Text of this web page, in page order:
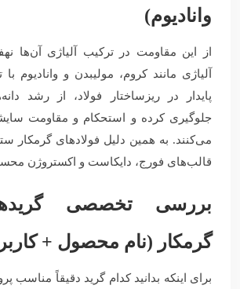
وانادیوم)
از این مقاومت در ترکیب آلیاژی آن‌ها
آلیاژی مانند کروم، مولیبدن و وانادیوم
پایدار در ریزساختار فولاد، از رشد
جلوگیری کرده و استحکام و مقاومت
می‌کنند. به همین دلیل فولادهای
قالب‌های فورج، دایکاست و اکستروژن
بررسی تخصصی
گرمکار (نام محصول +
برای اینکه بدانید کدام گرید دقیقاً مناسب